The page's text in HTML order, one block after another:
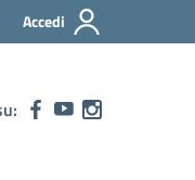
Accedi